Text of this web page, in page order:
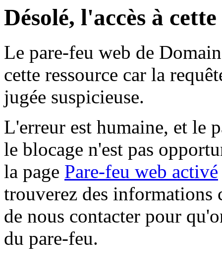
Désolé, l'accès à
Le pare-feu web de
cette ressource car la
jugée suspicieuse.
L'erreur est humaine, et le
le blocage n'est pas
la page Pare-feu web activé
trouverez des informations
de nous contacter pour
du pare-feu.